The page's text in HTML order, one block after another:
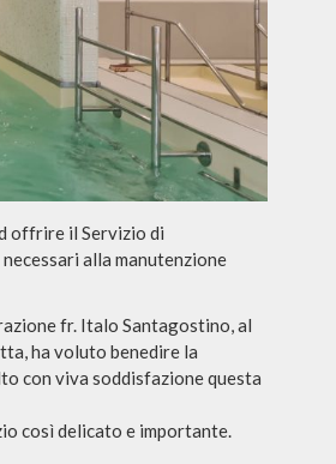
offrire il Servizio di
alla manutenzione
fr. Italo Santagostino, al
ha voluto benedire la
con viva soddisfazione questa
così delicato e importante.